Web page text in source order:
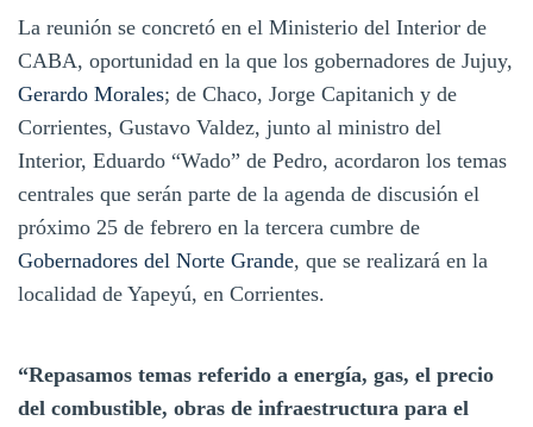
La reunión se concretó en el Ministerio del Interior de
CABA, oportunidad en la que los gobernadores de Jujuy,
Gerardo Morales; de Chaco, Jorge Capitanich y de
Corrientes, Gustavo Valdez, junto al ministro del
Interior, Eduardo “Wado” de Pedro, acordaron los temas
centrales que serán parte de la agenda de discusión el
próximo 25 de febrero en la tercera cumbre de
Gobernadores del Norte Grande, que se realizará en la
localidad de Yapeyú, en Corrientes.
“Repasamos temas referido a energía, gas, el precio
del combustible, obras de infraestructura para el